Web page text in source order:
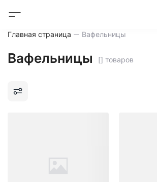
Главная страница Вафельницы
Вафельницы [] товаров